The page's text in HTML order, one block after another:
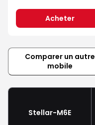
Acheter
Comparer un autre
mobile
Stellar-M6E